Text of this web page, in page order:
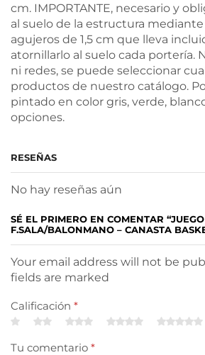
cm. IMPORTANTE, necesario y
al suelo de la estructura
agujeros de 1,5 cm que lleva
atornillarlo al suelo cada portería.
ni redes, se puede seleccionar
productos de nuestro catálogo.
pintado en color gris, verde,
opciones.
RESEÑAS
No hay reseñas aún
SÉ EL PRIMERO EN COMENTAR
F.SALA/BALONMANO – CANASTA
Your email address will not be
fields are marked
Calificación *
Tu comentario *